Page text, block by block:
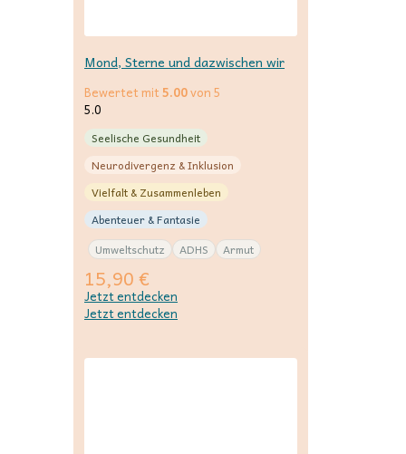
Mond, Sterne und dazwischen wir
Bewertet mit5.00von 5
5.0
Seelische Gesundheit
Neurodivergenz & Inklusion
Vielfalt & Zusammenleben
Abenteuer & Fantasie
Umweltschutz
ADHS Armut
15,90€
Jetzt entdecken
Jetzt entdecken